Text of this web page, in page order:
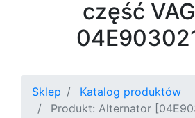
część
Sklep
Katalog produktów
Produkt: Alternator